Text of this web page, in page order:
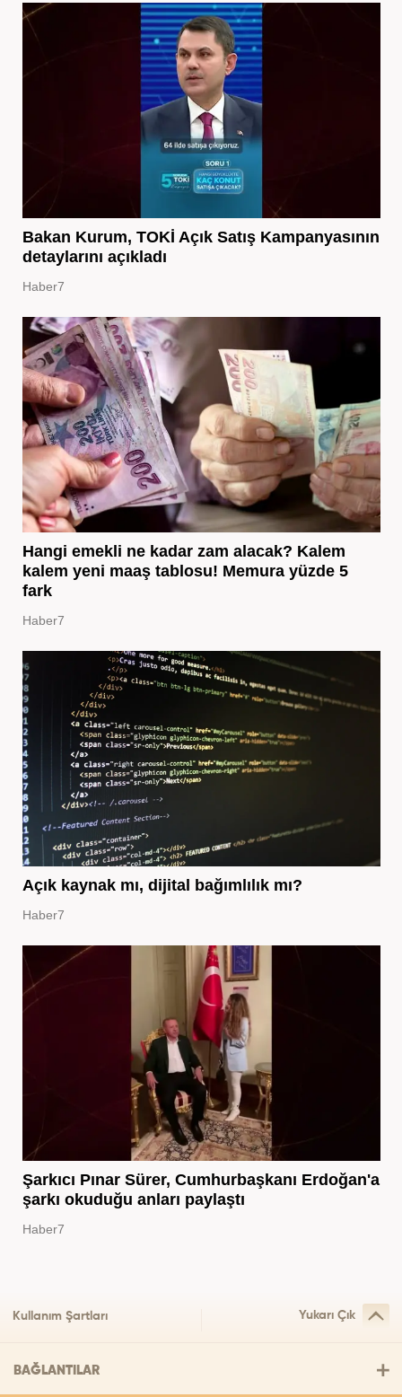
Bakan Kurum, TOKİ Açık Satış Kampanyasının
detaylarını açıkladı
Haber7
Hangi emekli ne kadar zam alacak? Kalem
kalem yeni maaş tablosu! Memura yüzde 5
fark
Haber7
Açık kaynak mı, dijital bağımlılık mı?
Haber7
Şarkıcı Pınar Sürer, Cumhurbaşkanı Erdoğan'a
şarkı okuduğu anları paylaştı
Haber7
Kullanım Şartları Yukarı Çık
BAĞLANTILAR